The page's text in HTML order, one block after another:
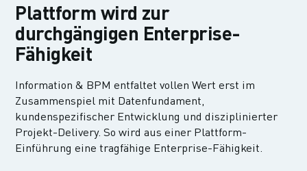
Plattform wird zur
durchgängigen Enterprise-
Fähigkeit
Information & BPM entfaltet vollen Wert erst im
Zusammenspiel mit Datenfundament,
kundenspezifischer Entwicklung und disziplinierter
Projekt-Delivery. So wird aus einer Plattform-
Einführung eine tragfähige Enterprise-Fähigkeit.